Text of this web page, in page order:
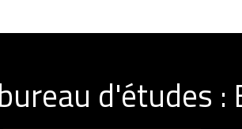
d'études :